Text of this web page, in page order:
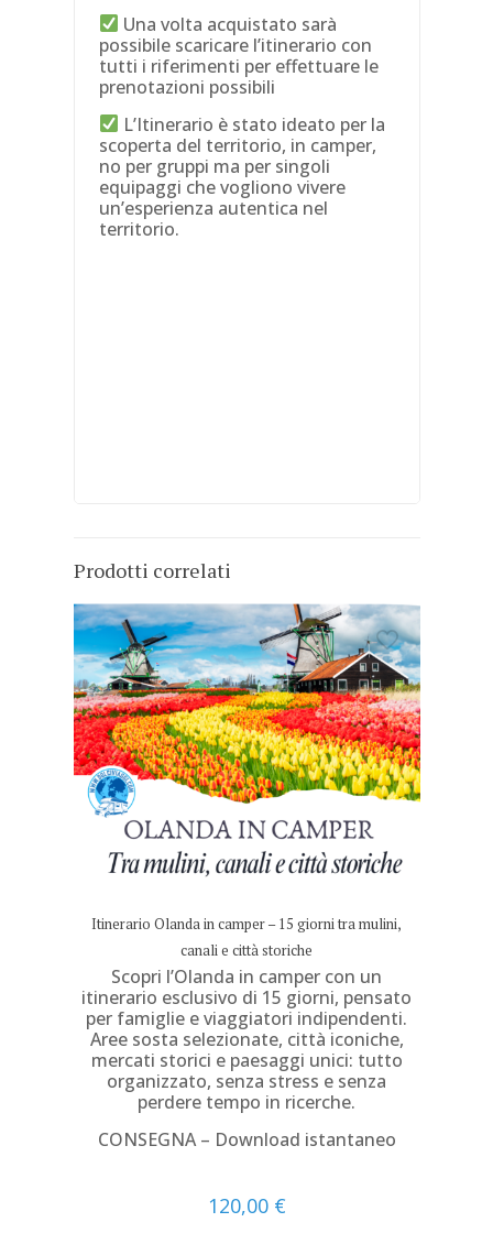
Una volta acquistato sarà
possibile scaricare l’itinerario con
tutti i riferimenti per effettuare le
prenotazioni possibili
L’Itinerario è stato ideato per la
scoperta del territorio, in camper,
no per gruppi ma per singoli
equipaggi che vogliono vivere
un’esperienza autentica nel
territorio.
Prodotti correlati
Itinerario Olanda in camper – 15 giorni tra mulini,
canali e città storiche
Scopri l’Olanda in camper con un
itinerario esclusivo di 15 giorni, pensato
per famiglie e viaggiatori indipendenti.
Aree sosta selezionate, città iconiche,
mercati storici e paesaggi unici: tutto
organizzato, senza stress e senza
perdere tempo in ricerche.
CONSEGNA – Download istantaneo
120,00 €